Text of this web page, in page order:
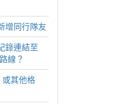
增同行隊友
錄連結至
線？
或其他格